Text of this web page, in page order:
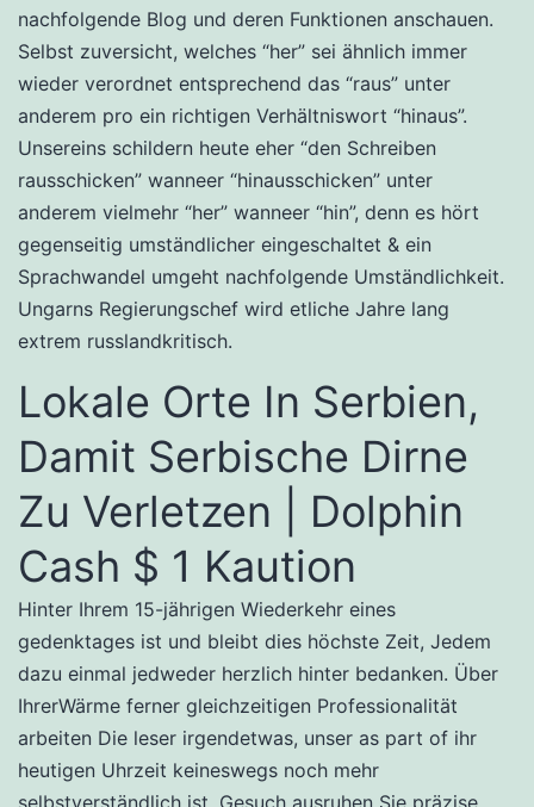
nachfolgende Blog und deren Funktionen anschauen.
Selbst zuversicht, welches “her” sei ähnlich immer
wieder verordnet entsprechend das “raus” unter
anderem pro ein richtigen Verhältniswort “hinaus”.
Unsereins schildern heute eher “den Schreiben
rausschicken” wanneer “hinausschicken” unter
anderem vielmehr “her” wanneer “hin”, denn es hört
gegenseitig umständlicher eingeschaltet & ein
Sprachwandel umgeht nachfolgende Umständlichkeit.
Ungarns Regierungschef wird etliche Jahre lang
extrem russlandkritisch.
Lokale Orte In Serbien,
Damit Serbische Dirne
Zu Verletzen | Dolphin
Cash $ 1 Kaution
Hinter Ihrem 15-jährigen Wiederkehr eines
gedenktages ist und bleibt dies höchste Zeit, Jedem
dazu einmal jedweder herzlich hinter bedanken. Über
IhrerWärme ferner gleichzeitigen Professionalität
arbeiten Die leser irgendetwas, unser as part of ihr
heutigen Uhrzeit keineswegs noch mehr
selbstverständlich ist. Gesuch ausruhen Sie präzise